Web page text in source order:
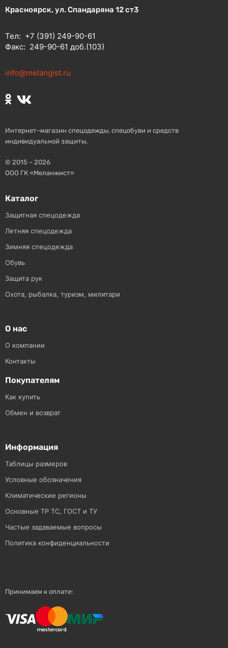
Красноярск, ул. Спандаряна 12 ст3
Тел: +7 (391) 249-90-61
Факс: 249-90-61 доб.(103)
info@melangist.ru
Интернет–магазин спецодежды, спецобуви и средств
индивидуальной защиты.
© 2015 – 2026
ООО ГК «Меланжист»
Каталог
Защитная спецодежда
Летняя спецодежда
Зимняя спецодежда
Обувь
Защита рук
Охота, рыбалка, туризм, милитари
О нас
О компании
Контакты
Покупателям
Как купить
Обмен и возврат
Информация
Таблицы размеров
Условные обозначения
Климатические регионы
Основные ТР ТС, ГОСТ и ТУ
Частые задаваемые вопросы
Политика конфиденциальности
Принимаем к оплате: